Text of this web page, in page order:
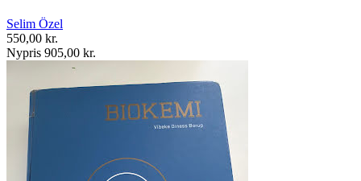
Selim Özel
550,00 kr.
Nypris 905,00 kr.